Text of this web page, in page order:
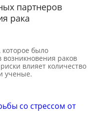
партнеров
рака
которое было
раков
влияет количество
ученые.